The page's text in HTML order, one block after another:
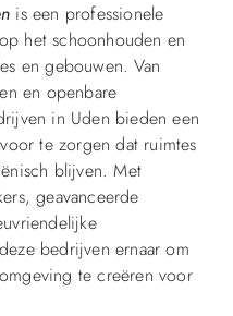
is een professionele
het schoonhouden en
en gebouwen. Van
en openbare
in Uden bieden een
te zorgen dat ruimtes
blijven. Met
geavanceerde
bedrijven ernaar om
te creëren voor